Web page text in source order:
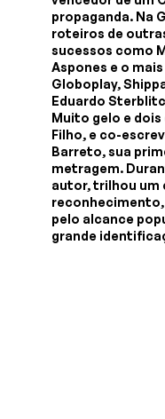
propaganda. Na
roteiros de
sucessos como
Aspones e o
Globoplay,
Eduardo
Muito gelo e dois
Filho, e co-
Barreto, sua
metragem.
autor, trilhou um
pelo alcance
grande